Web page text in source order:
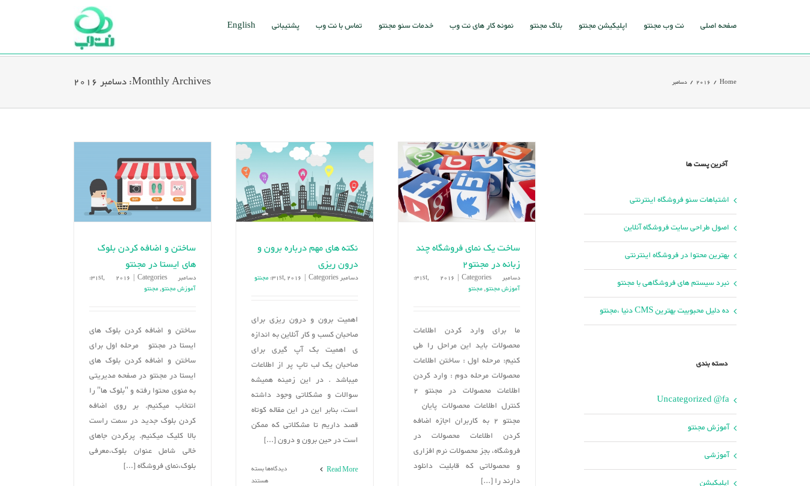
صفحه اصلی نت وب مجنتو اپلیکیشن مجنتو بلاگ مجنتو نمونه کار های نت وب خدمات سئو مجنتو تماس با نت وب پشتیبانی English
Monthly Archives: دسامبر 2016 Home
/
2016
/ دسامبر
ساخت یک نمای فروشگاه چند
زبانه در مجنتو2
دسامبر 31st, 2016Categories:
آموزش مجنتو,مجنتو
ما برای وارد کردن اطلاعات
محصولات باید این مراحل را طی
کنیم: مرحله اول : ساختن اطلاعات
محصولات مرحله دوم : وارد کردن
اطلاعات محصولات در مجنتو 2
کنترل اطلاعات محصولات پایان
مجنتو 2 به کاربران اجازه اضافه
کردن اطلاعات محصولات در
فروشگاه، بجز محصولات نرم افزاری
و محصولاتی که قابلیت دانلود
دارند را [...]
نکته های مهم درباره برون و
درون ریزی
دسامبر 31st, 2016Categories: مجنتو
اهمیت برون و درون ریزی برای
صاحبان کسب و کار آنلاین به اندازه
ی اهمیت بک آپ گیری برای
صاحبان یک لب تاپ پر از اطلاعات
میباشد . در این زمینه همیشه
سوالات و مشکلاتی وجود داشته
است، بنابر این در این مقاله کوتاه
قصد داریم تا مشکلاتی که ممکن
است در حین برون و درون [...]
Read More دیدگاه‌هابرای
نکته
بسته
هستند
ساختن و اضافه کردن بلوک
های ایستا در مجنتو
دسامبر 31st, 2016Categories:
آموزش مجنتو,مجنتو
ساختن و اضافه کردن بلوک های
ایستا در مجنتو مرحله اول برای
ساختن و اضافه کردن بلوک های
ایستا در مجنتو در صفحه مدیریتی
به منوی محتوا رفته و "بلوک ها" را
انتخاب می­کنیم. بر روی اضافه
کردن بلوک جدید در سمت راست
بالا کلیک می­کنیم. پرکردن جاهای
خالی شامل عنوان بلوک،معرفی
بلوک،نمای فروشگاه [...]
آخرین پست ها
اشتباهات سئو فروشگاه اینترنتی
اصول طراحی سایت فروشگاه آنلاین
بهترین محتوا در فروشگاه اینترنتی
نبرد سیستم های فروشگاهی با مجنتو
ده دلیل محبوبیت بهترین CMS دنیا ،مجنتو
دسته بندی
Uncategorized @fa
آموزش مجنتو
آموزشی
اپلیکیشن